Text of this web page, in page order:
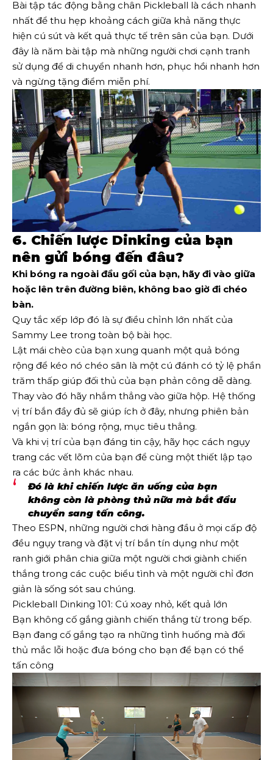
Bài tập tác động bằng chân Pickleball là cách nhanh
nhất để thu hẹp khoảng cách giữa khả năng thực
hiện cú sút và kết quả thực tế trên sân của bạn. Dưới
đây là năm bài tập mà những người chơi cạnh tranh
sử dụng để di chuyển nhanh hơn, phục hồi nhanh hơn
và ngừng tặng điểm miễn phí.
6. Chiến lược Dinking của bạn
nên gửi bóng đến đâu?
Khi bóng ra ngoài đầu gối của bạn, hãy đi vào giữa
hoặc lên trên đường biên, không bao giờ đi chéo
bàn.
Quy tắc xếp lớp đó là sự điều chỉnh lớn nhất của
Sammy Lee trong toàn bộ bài học.
Lật mái chèo của bạn xung quanh một quả bóng
rộng để kéo nó chéo sân là một cú đánh có tỷ lệ phần
trăm thấp giúp đối thủ của bạn phản công dễ dàng.
Thay vào đó hãy nhắm thẳng vào giữa hộp. Hệ thống
vị trí bắn đầy đủ sẽ giúp ích ở đây, nhưng phiên bản
ngắn gọn là: bóng rộng, mục tiêu thẳng.
Và khi vị trí của bạn đáng tin cậy, hãy học cách ngụy
trang các vết lõm của bạn để cùng một thiết lập tạo
ra các bức ảnh khác nhau.
Đó là khi chiến lược ăn uống của bạn
không còn là phòng thủ nữa mà bắt đầu
chuyển sang tấn công.
Theo ESPN, những người chơi hàng đầu ở mọi cấp độ
đều ngụy trang và đặt vị trí bắn tín dụng như một
ranh giới phân chia giữa một người chơi giành chiến
thắng trong các cuộc biểu tình và một người chỉ đơn
giản là sống sót sau chúng.
Pickleball Dinking 101: Cú xoay nhỏ, kết quả lớn
Bạn không cố gắng giành chiến thắng từ trong bếp.
Bạn đang cố gắng tạo ra những tình huống mà đối
thủ mắc lỗi hoặc đưa bóng cho bạn để bạn có thể
tấn công